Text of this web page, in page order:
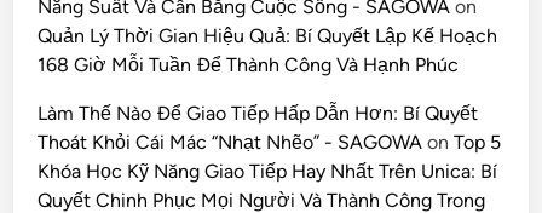
Năng Suất Và Cân Bằng Cuộc Sống - SAGOWA on
Quản Lý Thời Gian Hiệu Quả: Bí Quyết Lập Kế Hoạch
168 Giờ Mỗi Tuần Để Thành Công Và Hạnh Phúc
Làm Thế Nào Để Giao Tiếp Hấp Dẫn Hơn: Bí Quyết
Thoát Khỏi Cái Mác “Nhạt Nhẽo” - SAGOWA onTop 5
Khóa Học Kỹ Năng Giao Tiếp Hay Nhất Trên Unica: Bí
Quyết Chinh Phục Mọi Người Và Thành Công Trong